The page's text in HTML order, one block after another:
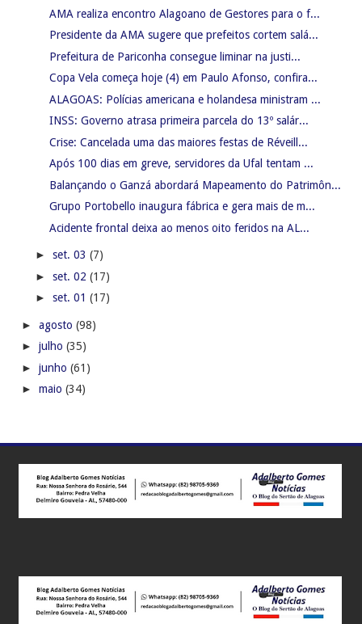
AMA realiza encontro Alagoano de Gestores para o f...
Presidente da AMA sugere que prefeitos cortem salá...
Prefeitura de Pariconha consegue liminar na justi...
Copa Vela começa hoje (4) em Paulo Afonso, confira...
ALAGOAS: Polícias americana e holandesa ministram ...
INSS: Governo atrasa primeira parcela do 13º salár...
Crise: Cancelada uma das maiores festas de Réveill...
Após 100 dias em greve, servidores da Ufal tentam ...
Balançando o Ganzá abordará Mapeamento do Patrimôn...
Grupo Portobello inaugura fábrica e gera mais de m...
Acidente frontal deixa ao menos oito feridos na AL...
► set. 03 (7)
► set. 02 (17)
► set. 01 (17)
► agosto (98)
► julho (35)
► junho (61)
► maio (34)